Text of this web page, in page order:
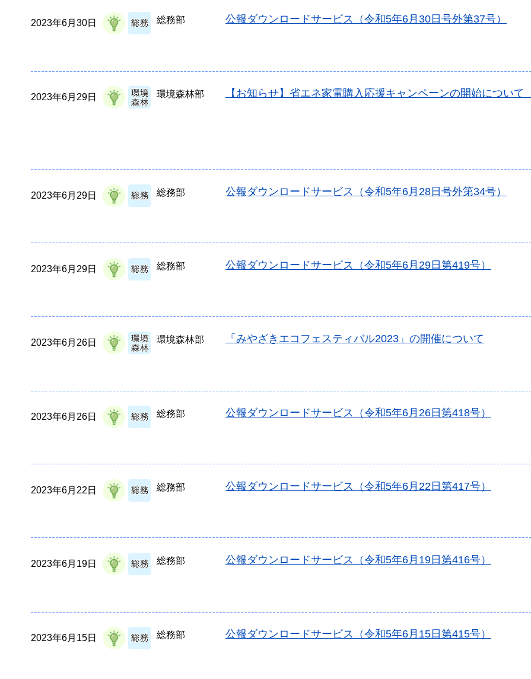
2023年6月30日 総務部 公報ダウンロードサービス（令和5年6月30日号外第37号）
2023年6月29日 環境森林部 【お知らせ】省エネ家電購入応援キャンペーンの開始について
2023年6月29日 総務部 公報ダウンロードサービス（令和5年6月28日号外第34号）
2023年6月29日 総務部 公報ダウンロードサービス（令和5年6月29日第419号）
2023年6月26日 環境森林部 「みやざきエコフェスティバル2023」の開催について
2023年6月26日 総務部 公報ダウンロードサービス（令和5年6月26日第418号）
2023年6月22日 総務部 公報ダウンロードサービス（令和5年6月22日第417号）
2023年6月19日 総務部 公報ダウンロードサービス（令和5年6月19日第416号）
2023年6月15日 総務部 公報ダウンロードサービス（令和5年6月15日第415号）